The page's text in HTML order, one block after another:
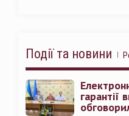
Події та новини